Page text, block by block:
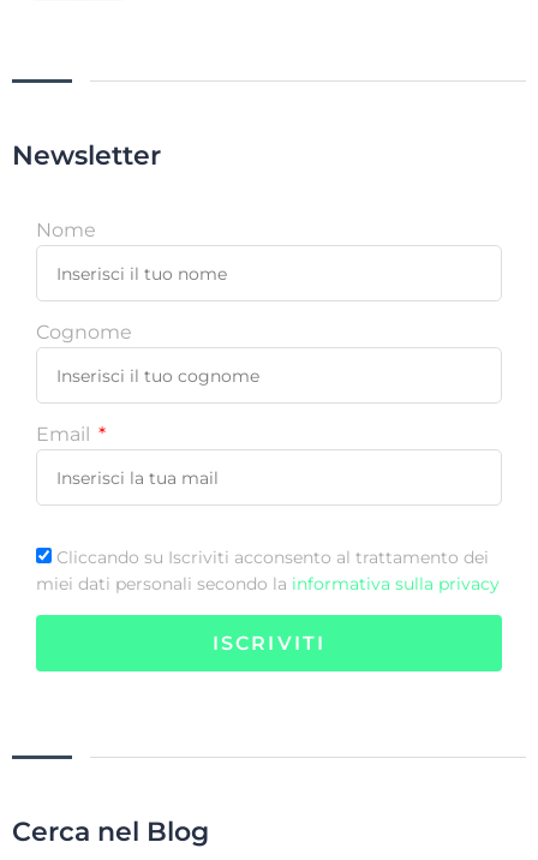
Newsletter
Nome
Cognome
Email
Cliccando su Iscriviti acconsento al trattamento dei
miei dati personali secondo la informativa sulla privacy
ISCRIVITI
Cerca nel Blog